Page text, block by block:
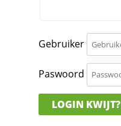
Gebruiker
Paswoord
LOGIN KWIJT?